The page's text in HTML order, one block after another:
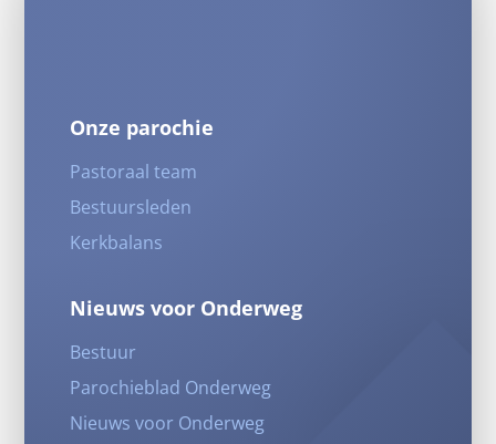
Onze parochie
Pastoraal team
Bestuursleden
Kerkbalans
Nieuws voor Onderweg
Bestuur
Parochieblad Onderweg
Nieuws voor Onderweg